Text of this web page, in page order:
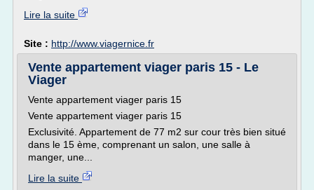
Lire la suite
Site : http://www.viagernice.fr
Vente appartement viager paris 15 - Le
Viager
Vente appartement viager paris 15
Vente appartement viager paris 15
Exclusivité. Appartement de 77 m2 sur cour très bien situé
dans le 15 ème, comprenant un salon, une salle à
manger, une...
Lire la suite